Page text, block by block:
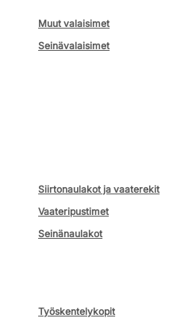
Muut valaisimet
Seinävalaisimet
Siirtonaulakot ja vaaterekit
Vaateripustimet
Seinänaulakot
Työskentelykopit